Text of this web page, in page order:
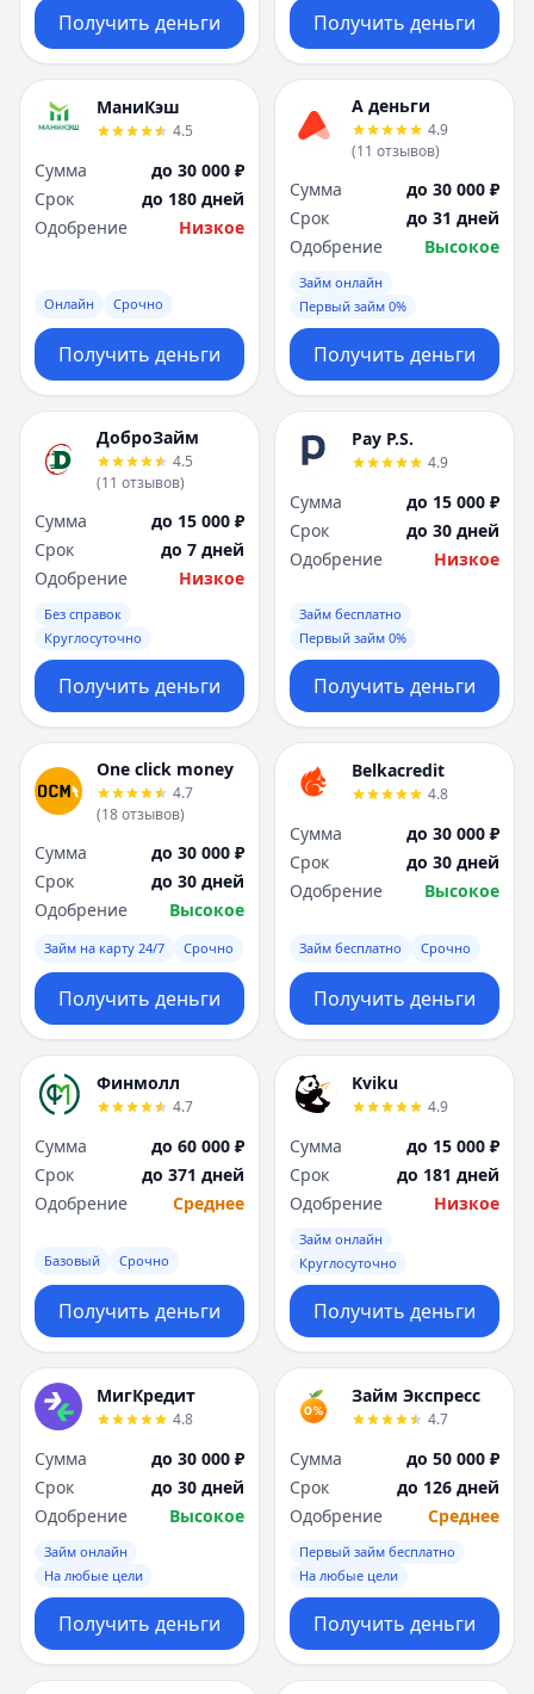
Получить деньги Получить деньги
МаниКэш
4.5
Сумма
до 30 000 ₽
Срок
до 180 дней
Одобрение
Низкое
Онлайн Срочно
Получить деньги
А деньги
4.9
(11 отзывов)
Сумма
до 30 000 ₽
Срок
до 31 дней
Одобрение
Высокое
Займ онлайн
Первый займ 0%
Получить деньги
ДоброЗайм
4.5
(11 отзывов)
Сумма
до 15 000 ₽
Срок
до 7 дней
Одобрение
Низкое
Без справок
Круглосуточно
Получить деньги
Pay P.S.
4.9
Сумма
до 15 000 ₽
Срок
до 30 дней
Одобрение
Низкое
Займ бесплатно
Первый займ 0%
Получить деньги
One click money
4.7
(18отзывов)
Сумма
до 30 000 ₽
Срок
до 30 дней
Одобрение
Высокое
Займ на карту 24/7 Срочно
Получить деньги
Belkacredit
4.8
Сумма
до 30 000 ₽
Срок
до 30 дней
Одобрение
Высокое
Займ бесплатно Срочно
Получить деньги
Финмолл
4.7
Сумма
до 60 000 ₽
Срок
до 371 дней
Одобрение
Среднее
Базовый Срочно
Получить деньги
Kviku
4.9
Сумма
до 15 000 ₽
Срок
до 181 дней
Одобрение
Низкое
Займ онлайн
Круглосуточно
Получить деньги
МигКредит
4.8
Сумма
до 30 000 ₽
Срок
до 30 дней
Одобрение
Высокое
Займ онлайн
На любые цели
Получить деньги
Займ Экспресс
4.7
Сумма
до 50 000 ₽
Срок
до 126 дней
Одобрение
Среднее
Первый займ бесплатно
На любые цели
Получить деньги